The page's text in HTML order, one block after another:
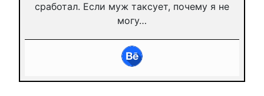
сработал. Если муж таксует, почему я не
могу…